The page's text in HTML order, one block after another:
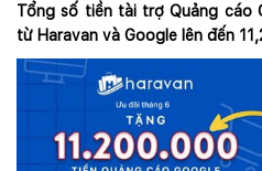
Tổng số tiền tài trợ Quảng cáo
từ Haravan và Google lên đến